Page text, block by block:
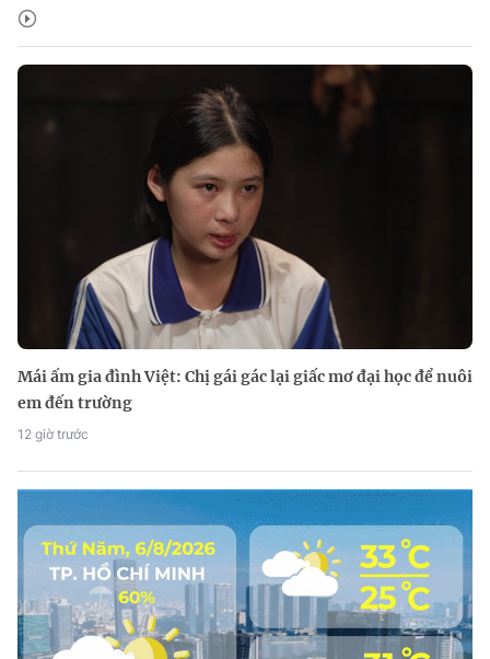
Mái ấm gia đình Việt: Chị gái gác lại giấc mơ đại học để nuôi
em đến trường
12 giờ trước